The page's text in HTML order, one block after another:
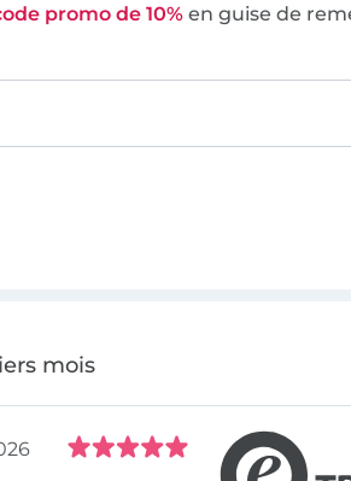
promo de 10%en guise de
mois